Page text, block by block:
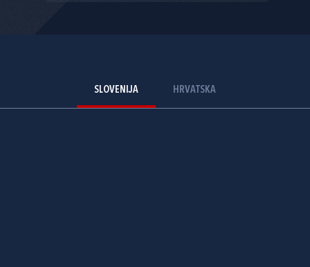
SLOVENIJA HRVATSKA